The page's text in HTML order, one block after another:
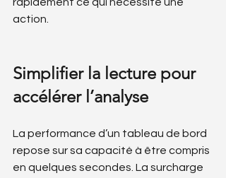
action.
Simplifier la lecture pour
accélérer l’analyse
La performance d’un tableau de bord
repose sur sa capacité à être compris
en quelques secondes. La surcharge